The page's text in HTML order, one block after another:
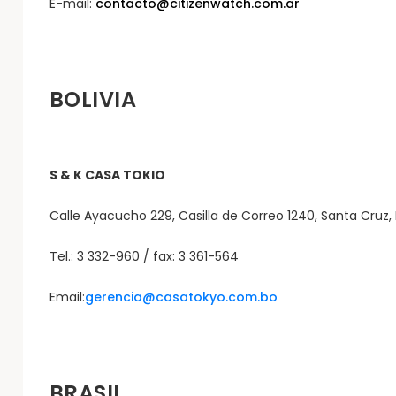
E-mail: contacto@citizenwatch.com.ar
BOLIVIA
S & K CASA TOKIO
Calle Ayacucho 229, Casilla de Correo 1240, Santa Cruz,
Tel.: 3 332-960 / fax: 3 361-564
Email:gerencia@casatokyo.com.bo